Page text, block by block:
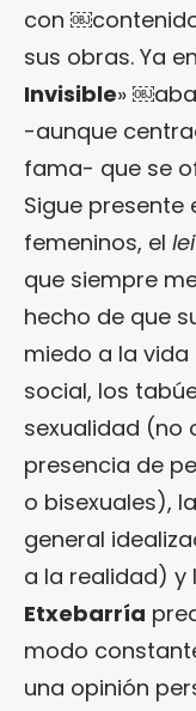
con
sus obras. Ya
Invisible»
-aunque
fama- que se
Sigue presente
femeninos, el
que siempre
hecho de que
miedo a la
social, los
sexualidad (no
presencia de
o bisexuales),
general
a la realidad) y
Etxebarría
modo
una opinión